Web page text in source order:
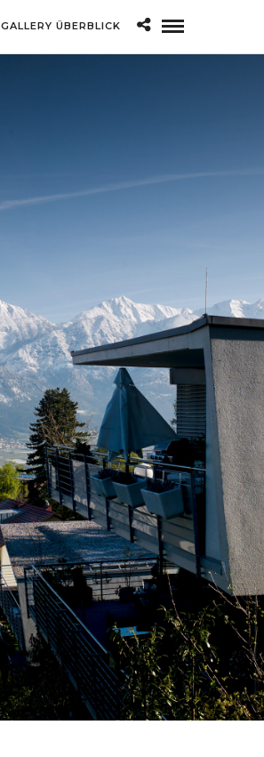
GALLERY ÜBERBLICK